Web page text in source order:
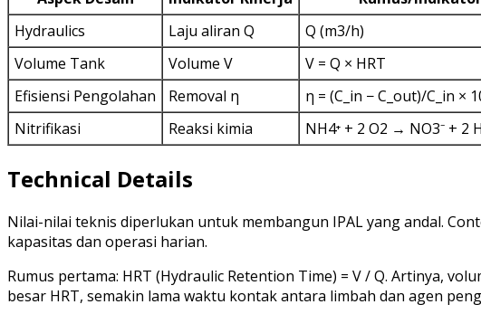
Hydraulics
Laju aliran Q Q (m3/h)
Volume Tank
Volume V V = Q × HRT
Efisiensi Pengolahan
Removal η η = (C_in − C_out)/C_in ×
Nitrifikasi
Reaksi kimia NH4⁺ + 2 O2 → NO3⁻ + 2
Technical Details
Nilai-nilai teknis diperlukan untuk membangun IPAL yang andal.
kapasitas dan operasi harian.
Rumus pertama: HRT (Hydraulic Retention Time) = V / Q. Artinya,
besar HRT, semakin lama waktu kontak antara limbah dan agen